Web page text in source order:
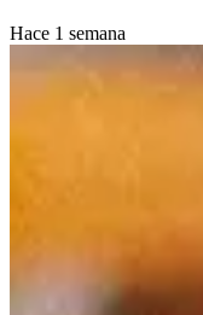
Hace 1 semana